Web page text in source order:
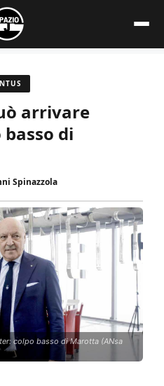
arrivare
di
Spinazzola
colpo basso di Marotta (ANsa